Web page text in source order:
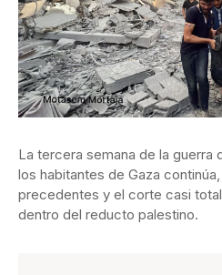
La tercera semana de la guerra
los habitantes de Gaza
precedentes y el corte casi
dentro del reducto palestino.